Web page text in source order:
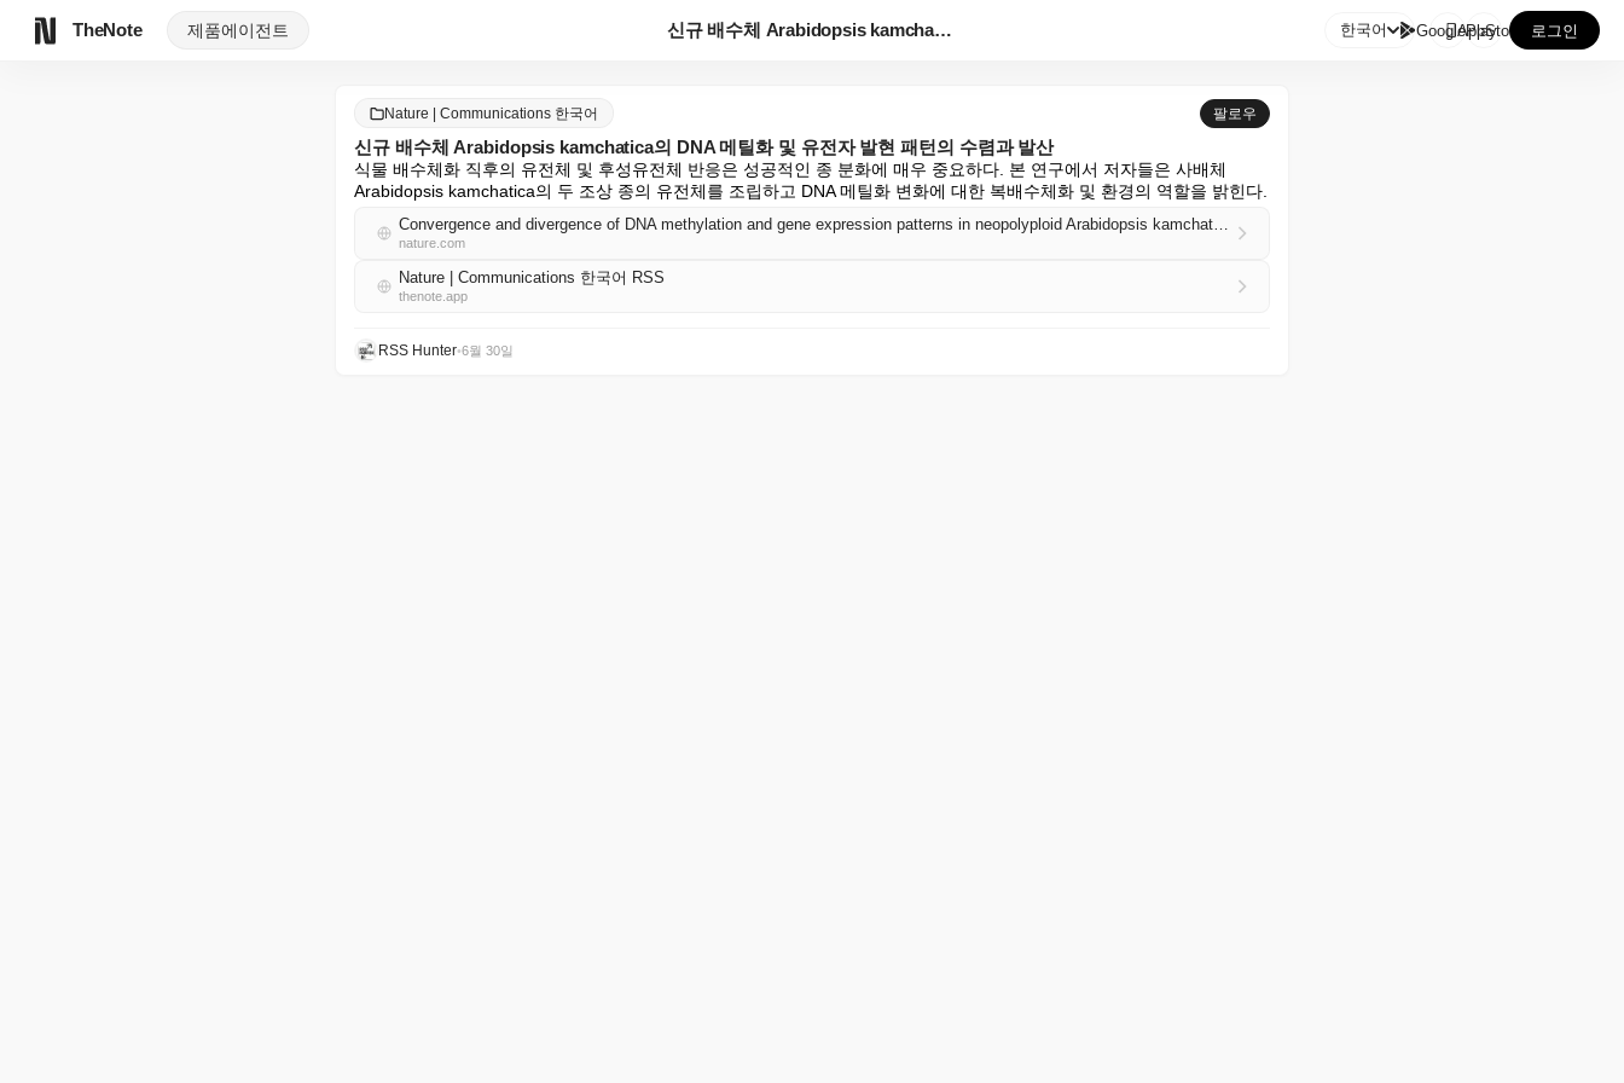
TheNote 제품에이전트 신규 배수체 Arabidopsis kamchatica의... 한국어 GooglePlay
AppStore 로그인
Nature | Communications 한국어 팔로우
신규 배수체 Arabidopsis kamchatica의 DNA 메틸화 및 유전자 발현 패턴의 수렴과 발산
식물 배수체화 직후의 유전체 및 후성유전체 반응은 성공적인 종 분화에 매우 중요하다. 본 연구에서 저자들은 사배체
Arabidopsis kamchatica의 두 조상 종의 유전체를 조립하고 DNA 메틸화 변화에 대한 복배수체화 및 환경의 역할을 밝힌다.
Convergence and divergence of DNA methylation and gene expression patterns in neopolyploid Arabidopsis kamchatica
nature.com
Nature | Communications 한국어 RSS
thenote.app
RSS Hunter•6월 30일